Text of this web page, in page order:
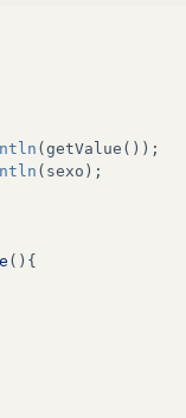
( getValue ());
( sexo );
(){